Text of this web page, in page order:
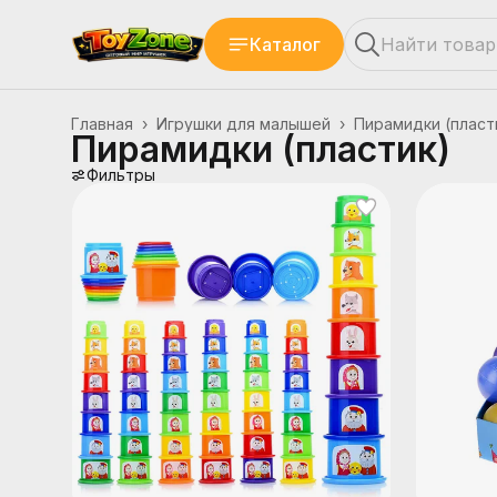
Каталог
Пирамидки
Игрушки для малышей ›
Главная ›
Пирамидки (пластик)
Фильтры